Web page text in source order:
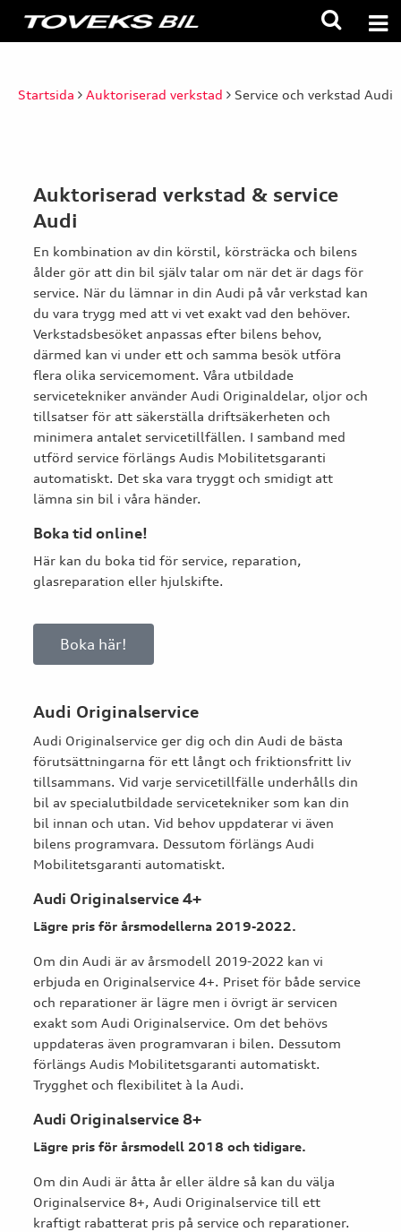
Startsida Auktoriserad verkstad Service och verkstad Audi
Auktoriserad verkstad & service
Audi
En kombination av din körstil, körsträcka och bilens
ålder gör att din bil själv talar om när det är dags för
service. När du lämnar in din Audi på vår verkstad kan
du vara trygg med att vi vet exakt vad den behöver.
Verkstadsbesöket anpassas efter bilens behov,
därmed kan vi under ett och samma besök utföra
flera olika servicemoment. Våra utbildade
servicetekniker använder Audi Originaldelar, oljor och
tillsatser för att säkerställa driftsäkerheten och
minimera antalet servicetillfällen. I samband med
utförd service förlängs Audis Mobilitetsgaranti
automatiskt. Det ska vara tryggt och smidigt att
lämna sin bil i våra händer.
Boka tid online!
Här kan du boka tid för service, reparation,
glasreparation eller hjulskifte.
Boka här!
Audi Originalservice
Audi Originalservice ger dig och din Audi de bästa
förutsättningarna för ett långt och friktionsfritt liv
tillsammans. Vid varje servicetillfälle underhålls din
bil av specialutbildade servicetekniker som kan din
bil innan och utan. Vid behov uppdaterar vi även
bilens programvara. Dessutom förlängs Audi
Mobilitetsgaranti automatiskt.
Audi Originalservice 4+
Lägre pris för årsmodellerna 2019-2022.
Om din Audi är av årsmodell 2019-2022 kan vi
erbjuda en Originalservice 4+. Priset för både service
och reparationer är lägre men i övrigt är servicen
exakt som Audi Originalservice. Om det behövs
uppdateras även programvaran i bilen. Dessutom
förlängs Audis Mobilitetsgaranti automatiskt.
Trygghet och flexibilitet à la Audi.
Audi Originalservice 8+
Lägre pris för årsmodell 2018 och tidigare.
Om din Audi är åtta år eller äldre så kan du välja
Originalservice 8+, Audi Originalservice till ett
kraftigt rabatterat pris på service och reparationer.